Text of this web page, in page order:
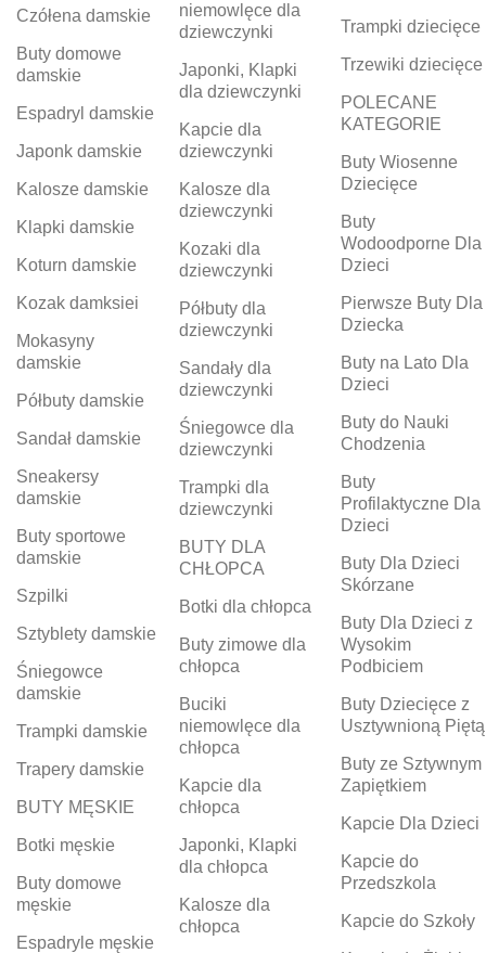
Czółena damskie
Buty domowe
damskie
Espadryl damskie
Japonk damskie
Kalosze damskie
Klapki damskie
Koturn damskie
Kozak damksiei
Mokasyny
damskie
Półbuty damskie
Sandał damskie
Sneakersy
damskie
Buty sportowe
damskie
Szpilki
Sztyblety damskie
Śniegowce
damskie
Trampki damskie
Trapery damskie
BUTY MĘSKIE
Botki męskie
Buty domowe
męskie
Espadryle męskie
niemowlęce dla
dziewczynki
Japonki, Klapki
dla dziewczynki
Kapcie dla
dziewczynki
Kalosze dla
dziewczynki
Kozaki dla
dziewczynki
Półbuty dla
dziewczynki
Sandały dla
dziewczynki
Śniegowce dla
dziewczynki
Trampki dla
dziewczynki
BUTY DLA
CHŁOPCA
Botki dla chłopca
Buty zimowe dla
chłopca
Buciki
niemowlęce dla
chłopca
Kapcie dla
chłopca
Japonki, Klapki
dla chłopca
Kalosze dla
chłopca
Trampki dziecięce
Trzewiki dziecięce
POLECANE
KATEGORIE
Buty Wiosenne
Dziecięce
Buty
Wodoodporne Dla
Dzieci
Pierwsze Buty Dla
Dziecka
Buty na Lato Dla
Dzieci
Buty do Nauki
Chodzenia
Buty
Profilaktyczne Dla
Dzieci
Buty Dla Dzieci
Skórzane
Buty Dla Dzieci z
Wysokim
Podbiciem
Buty Dziecięce z
Usztywnioną Piętą
Buty ze Sztywnym
Zapiętkiem
Kapcie Dla Dzieci
Kapcie do
Przedszkola
Kapcie do Szkoły